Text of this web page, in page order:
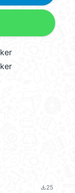
file_download25